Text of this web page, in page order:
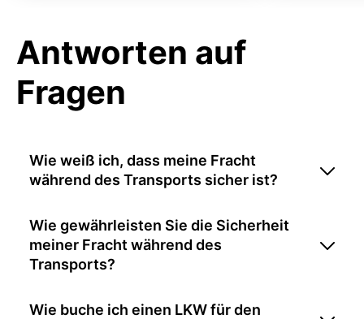
Antworten auf
Fragen
Wie weiß ich, dass meine Fracht
während des Transports sicher ist?
Wie gewährleisten Sie die Sicherheit
meiner Fracht während des
Transports?
Wie buche ich einen LKW für den